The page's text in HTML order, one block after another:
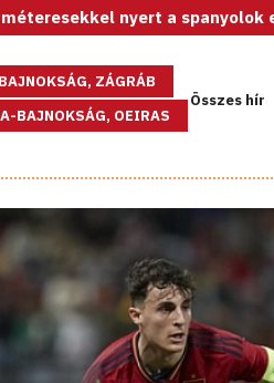
a spanyolok elleni
ZÁGRÁB
BAJNOKSÁG, OEIRAS
Összes hír